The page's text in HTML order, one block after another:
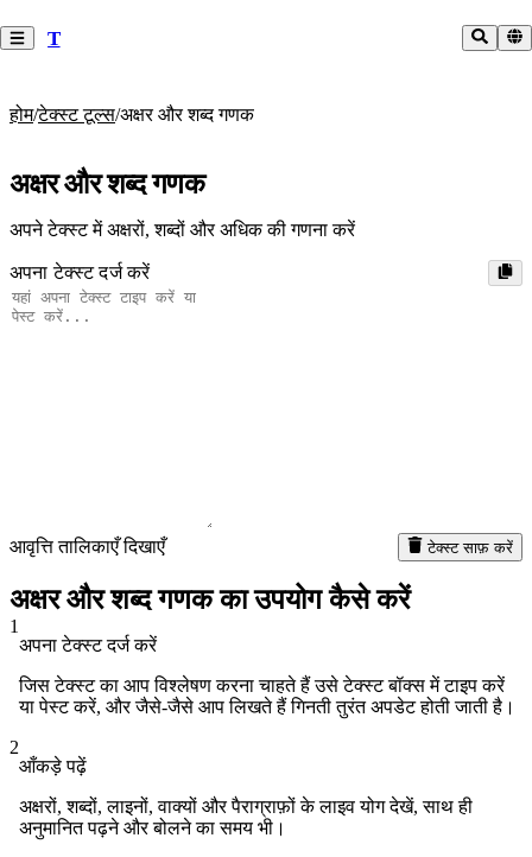
T
होम/टेक्स्ट टूल्स/अक्षर और शब्द गणक
अक्षर और शब्द गणक
अपने टेक्स्ट में अक्षरों, शब्दों और अधिक की गणना करें
अपना टेक्स्ट दर्ज करें
आवृत्ति तालिकाएँ दिखाएँ टेक्स्ट साफ़ करें
अक्षर और शब्द गणक का उपयोग कैसे करें
1
अपना टेक्स्ट दर्ज करें
जिस टेक्स्ट का आप विश्लेषण करना चाहते हैं उसे टेक्स्ट बॉक्स में टाइप करें
या पेस्ट करें, और जैसे-जैसे आप लिखते हैं गिनती तुरंत अपडेट होती जाती है।
2
आँकड़े पढ़ें
अक्षरों, शब्दों, लाइनों, वाक्यों और पैराग्राफ़ों के लाइव योग देखें, साथ ही
अनुमानित पढ़ने और बोलने का समय भी।